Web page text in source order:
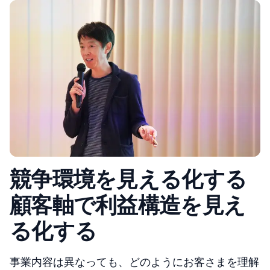
競争環境を見える化する
顧客軸で利益構造を見え
る化する
事業内容は異なっても、どのようにお客さまを理解